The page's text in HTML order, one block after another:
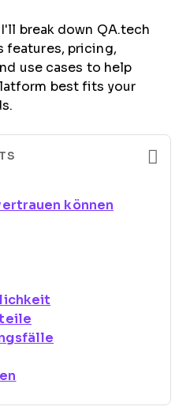
break down QA.tech
features, pricing,
use cases to help
best fits your
können